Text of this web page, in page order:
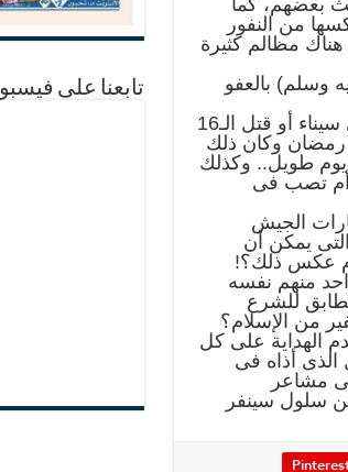
من النفور
مظالم كثيرة
وسلم) بالعفو
5- هل ذبح الـ25 جندى أمن مركزى البسطاء الذين أنهوا خدمتهم فى سيناء أو قتل الـ16
وكان ذلك
طويل.. وكذلك
أم تصب فى
الجيش
يمكن أن
عكس ذلك؟!
منهم نفسه
للشرع
من الإسلام؟
الهداية على كل
أذاه فى
مشاعر
سلول سينفر
تابعنا على